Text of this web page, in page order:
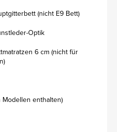
(nicht E9 Bett)
Optik
6 cm (nicht für
enthalten)